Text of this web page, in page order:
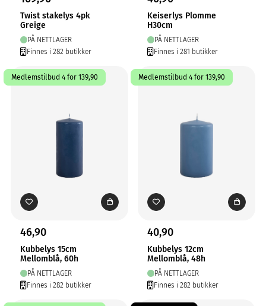
Twist stakelys 4pk
Greige
PÅ NETTLAGER
Finnes i 282 butikker
Keiserlys Plomme
H30cm
PÅ NETTLAGER
Finnes i 281 butikker
Medlemstilbud 4 for 139,90
46,90
Kubbelys 15cm
Mellomblå, 60h
PÅ NETTLAGER
Finnes i 282 butikker
Medlemstilbud 4 for 139,90
40,90
Kubbelys 12cm
Mellomblå, 48h
PÅ NETTLAGER
Finnes i 282 butikker